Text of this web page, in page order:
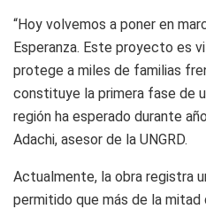
“Hoy volvemos a poner en
Esperanza. Este proyecto es
protege a miles de familias
constituye la primera fase de
región ha esperado durante
Adachi, asesor de la UNGRD.
Actualmente, la obra registra
permitido que más de la mitad